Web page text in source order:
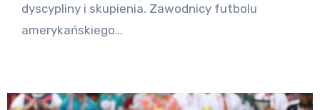
dyscypliny i skupienia. Zawodnicy futbolu
amerykańskiego…